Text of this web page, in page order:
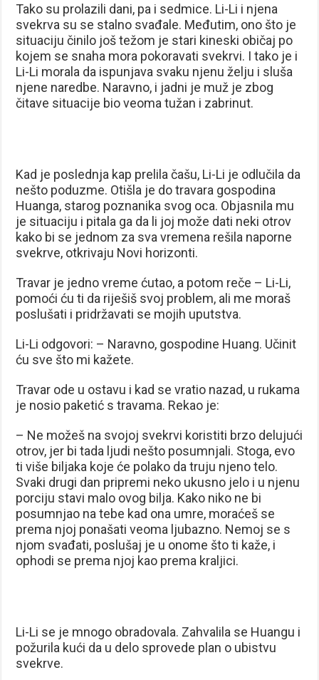
Tako su prolazili dani, pa i sedmice. Li-Li i njena
svekrva su se stalno svađale. Međutim, ono što je
situaciju činilo još težom je stari kineski običaj po
kojem se snaha mora pokoravati svekrvi. I tako je i
Li-Li morala da ispunjava svaku njenu želju i sluša
njene naredbe. Naravno, i jadni je muž je zbog
čitave situacije bio veoma tužan i zabrinut.
Kad je poslednja kap prelila čašu, Li-Li je odlučila da
nešto poduzme. Otišla je do travara gospodina
Huanga, starog poznanika svog oca. Objasnila mu
je situaciju i pitala ga da li joj može dati neki otrov
kako bi se jednom za sva vremena rešila naporne
svekrve, otkrivaju Novi horizonti.
Travar je jedno vreme ćutao, a potom reče – Li-Li,
pomoći ću ti da riješiš svoj problem, ali me moraš
poslušati i pridržavati se mojih uputstva.
Li-Li odgovori: – Naravno, gospodine Huang. Učinit
ću sve što mi kažete.
Travar ode u ostavu i kad se vratio nazad, u rukama
je nosio paketić s travama. Rekao je:
– Ne možeš na svojoj svekrvi koristiti brzo delujući
otrov, jer bi tada ljudi nešto posumnjali. Stoga, evo
ti više biljaka koje će polako da truju njeno telo.
Svaki drugi dan pripremi neko ukusno jelo i u njenu
porciju stavi malo ovog bilja. Kako niko ne bi
posumnjao na tebe kad ona umre, moraćeš se
prema njoj ponašati veoma ljubazno. Nemoj se s
njom svađati, poslušaj je u onome što ti kaže, i
ophodi se prema njoj kao prema kraljici.
Li-Li se je mnogo obradovala. Zahvalila se Huangu i
požurila kući da u delo sprovede plan o ubistvu
svekrve.